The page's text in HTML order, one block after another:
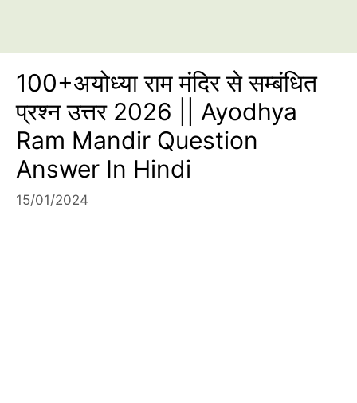
100+अयोध्या राम मंदिर से सम्बंधित
प्रश्न उत्तर 2026 || Ayodhya
Ram Mandir Question
Answer In Hindi
15/01/2024